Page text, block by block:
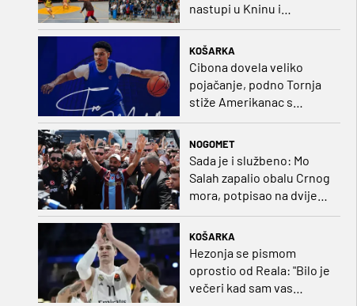
nastupi u Kninu i
Metkoviću okrunjeni
vrijednim nagradama
KOŠARKA
Cibona dovela veliko
pojačanje, podno Tornja
stiže Amerikanac s
naslovom iz EuroCupa
NOGOMET
Sada je i službeno: Mo
Salah zapalio obalu Crnog
mora, potpisao na dvije
KOŠARKA
Hezonja se pismom
oprostio od Reala: "Bilo je
večeri kad sam vas